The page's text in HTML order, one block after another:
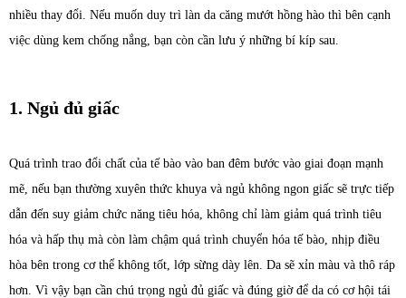
nhiều thay đổi. Nếu muốn duy trì làn da căng mướt hồng hào thì bên cạnh
việc dùng kem chống nắng, bạn còn cần lưu ý những bí kíp sau.
1. Ngủ đủ giấc
Quá trình trao đổi chất của tế bào vào ban đêm bước vào giai đoạn mạnh
mẽ, nếu bạn thường xuyên thức khuya và ngủ không ngon giấc sẽ trực tiếp
dẫn đến suy giảm chức năng tiêu hóa, không chỉ làm giảm quá trình tiêu
hóa và hấp thụ mà còn làm chậm quá trình chuyển hóa tế bào, nhịp điều
hòa bên trong cơ thể không tốt, lớp sừng dày lên. Da sẽ xỉn màu và thô ráp
hơn. Vì vậy bạn cần chú trọng ngủ đủ giấc và đúng giờ để da có cơ hội tái